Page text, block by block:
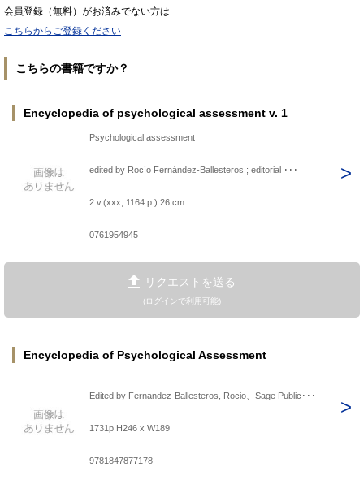
会員登録（無料）がお済みでない方は
こちらからご登録ください
こちらの書籍ですか？
Encyclopedia of psychological assessment v. 1
Psychological assessment
edited by Rocío Fernández-Ballesteros ; editorial ･･･
2 v.(xxx, 1164 p.) 26 cm
0761954945
リクエストを送る
(ログインで利用可能)
Encyclopedia of Psychological Assessment
Edited by Fernandez-Ballesteros, Rocio、Sage Public･･･
1731p H246 x W189
9781847877178